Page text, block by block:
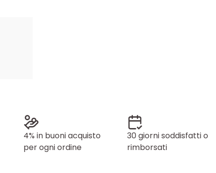
4% in buoni acquisto
per ogni ordine
30 giorni soddisfatti o
rimborsati